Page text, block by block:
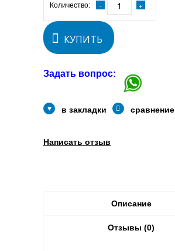
Количество:
КУПИТЬ
Задать вопрос:
в закладки сравнение
Написать отзыв
Описание
Отзывы (0)